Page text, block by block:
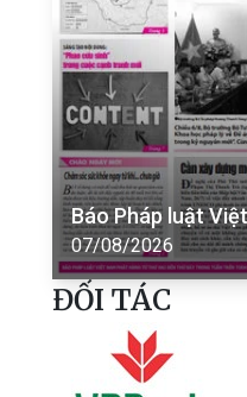
Báo Pháp luật
07/08/2026
ĐỐI TÁC